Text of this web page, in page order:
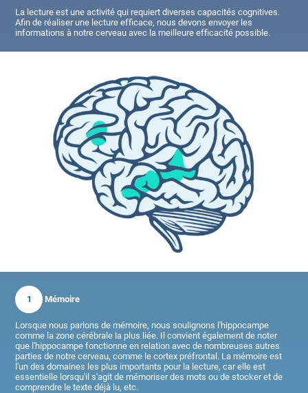
La lecture est une activité qui requiert diverses capacités cognitives.
Afin de réaliser une lecture efficace, nous devons envoyer les
informations à notre cerveau avec la meilleure efficacité possible.
1 Mémoire
Lorsque nous parlons de mémoire, nous soulignons l'hippocampe
comme la zone cérébrale la plus liée. Il convient également de noter
que l'hippocampe fonctionne en relation avec de nombreuses autres
parties de notre cerveau, comme le cortex préfrontal. La mémoire est
l'un des domaines les plus importants pour la lecture, car elle est
essentielle lorsqu'il s'agit de mémoriser des mots ou de stocker et de
comprendre le texte déjà lu, etc.